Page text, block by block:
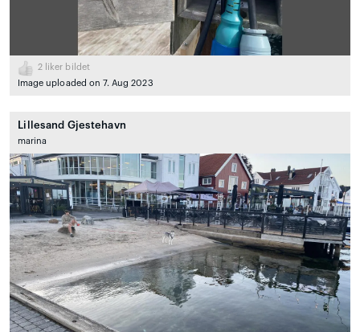
2 liker bildet
Image uploaded on 7. Aug 2023
Lillesand Gjestehavn
marina